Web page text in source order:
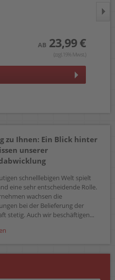
AB 23,99 €
(zzgl.19% Mwst.)
zu Ihnen: Ein Blick hinter
unserer
schnelllebigen Welt spielt
eine sehr entscheidende Rolle.
wachsen die
bei der Belieferung der
stetig. Auch wir beschäftigen...